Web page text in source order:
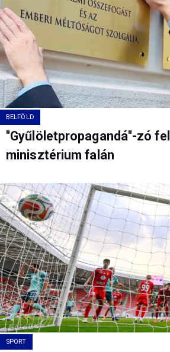
BELFÖLD
"Gyűlöletpropagandá"-zó
minisztérium falán
SPORT